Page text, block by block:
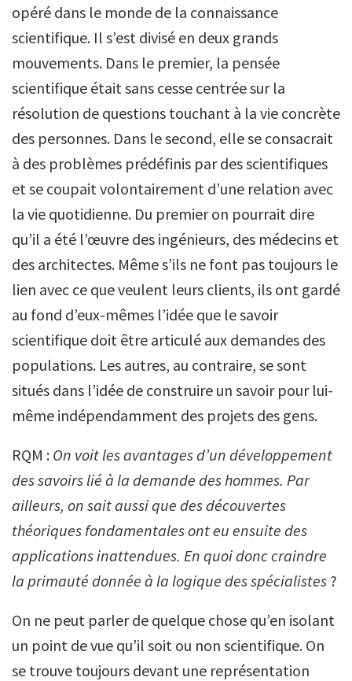
opéré dans le monde de la connaissance
scientifique. Il s’est divisé en deux grands
mouvements. Dans le premier, la pensée
scientifique était sans cesse centrée sur la
résolution de questions touchant à la vie concrète
des personnes. Dans le second, elle se consacrait
à des problèmes prédéfinis par des scientifiques
et se coupait volontairement d’une relation avec
la vie quotidienne. Du premier on pourrait dire
qu’il a été l’œuvre des ingénieurs, des médecins et
des architectes. Même s’ils ne font pas toujours le
lien avec ce que veulent leurs clients, ils ont gardé
au fond d’eux-mêmes l’idée que le savoir
scientifique doit être articulé aux demandes des
populations. Les autres, au contraire, se sont
situés dans l’idée de construire un savoir pour lui-
même indépendamment des projets des gens.
RQM : On voit les avantages d’un développement
des savoirs lié à la demande des hommes. Par
ailleurs, on sait aussi que des découvertes
théoriques fondamentales ont eu ensuite des
applications inattendues. En quoi donc craindre
la primauté donnée à la logique des spécialistes ?
On ne peut parler de quelque chose qu’en isolant
un point de vue qu’il soit ou non scientifique. On
se trouve toujours devant une représentation